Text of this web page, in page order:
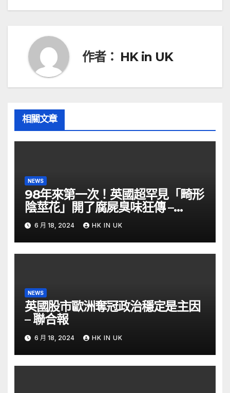
覽
作者： HK in UK
相關文章
NEWS
98年來第一次！英國超罕見「畸形
陰莖花」開了腐屍臭味狂傳 –
ETtoday
6 月 18, 2024 HK IN UK
NEWS
英國股市歐洲奪冠政治穩定是主因
– 聯合報
6 月 18, 2024 HK IN UK